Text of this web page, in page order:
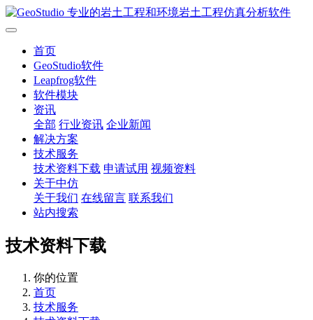
首页
GeoStudio软件
Leapfrog软件
软件模块
资讯
全部 行业资讯 企业新闻
解决方案
技术服务
技术资料下载 申请试用 视频资料
关于中仿
关于我们 在线留言 联系我们
站内搜索
技术资料下载
你的位置
首页
技术服务